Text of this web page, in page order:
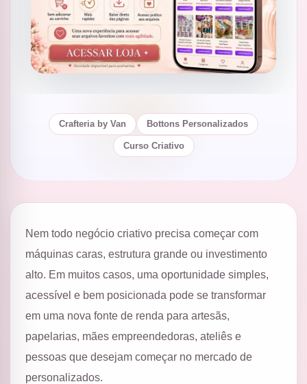
Entenda por que a produção de bottons personalizados
pode ser uma excelente porta de entrada para quem quer
começar no mercado de brindes, lembrancinhas e
produtos criativos com investimento baixo, produção
Crafteria by Van Bottons Personalizados
Curso Criativo
Nem todo negócio criativo precisa começar com
máquinas caras, estrutura grande ou investimento
alto. Em muitos casos, uma oportunidade simples,
acessível e bem posicionada pode se transformar
em uma nova fonte de renda para artesãs,
papelarias, mães empreendedoras, ateliês e
pessoas que desejam começar no mercado de
personalizados.